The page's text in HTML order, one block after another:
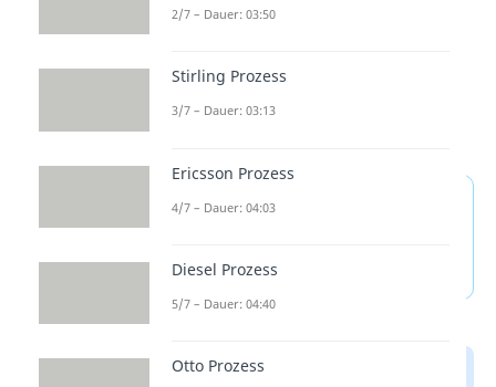
Freie Enthalpie / Gibbs-
Fragen (ausklappen)
2/7 – Dauer: 03:50
Stirling Prozess
3/7 – Dauer: 03:13
Ericsson Prozess
4/7 – Dauer: 04:03
Diesel Prozess
5/7 – Dauer: 04:40
Otto Prozess